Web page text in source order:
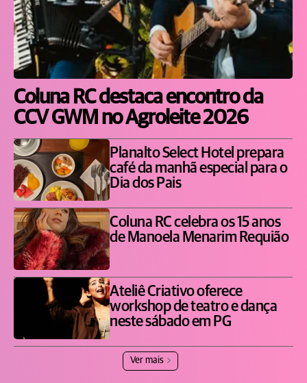
Coluna RC destaca encontro da
CCV GWM no Agroleite 2026
Planalto Select Hotel prepara
café da manhã especial para o
Dia dos Pais
Coluna RC celebra os 15 anos
de Manoela Menarim Requião
Ateliê Criativo oferece
workshop de teatro e dança
neste sábado em PG
Ver mais